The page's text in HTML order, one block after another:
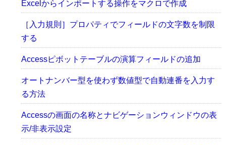
Excelからインポートする操作をマクロで作成
［入力規則］プロパティでフィールドの文字数を制限
する
Accessピボットテーブルの演算フィールドの追加
オートナンバー型を使わず数値型で自動連番を入力す
る方法
Accessの画面の名称とナビゲーションウィンドウの表
示/非表示設定